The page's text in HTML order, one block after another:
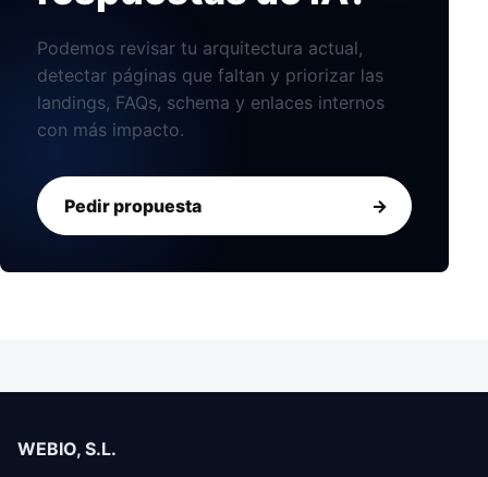
Podemos revisar tu arquitectura actual,
detectar páginas que faltan y priorizar las
landings, FAQs, schema y enlaces internos
con más impacto.
Pedir propuesta ->
WEBIO, S.L.